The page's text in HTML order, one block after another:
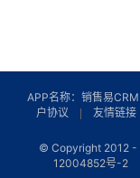
APP名称：销售易CRM
户协议
友情链接
© Copyright 2012 -
12004852号-2